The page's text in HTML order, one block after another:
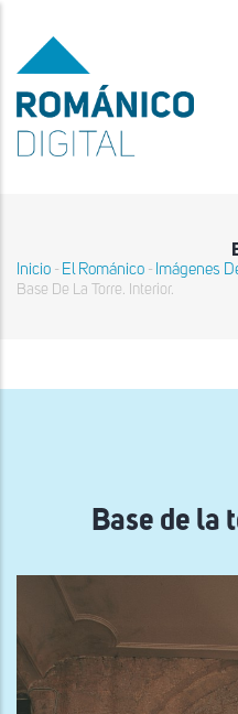
contenido
principal
Sobrescribir
ayuda
Inicio - El Románico - Imágenes
Base De La Torre. Interior.
Base de la